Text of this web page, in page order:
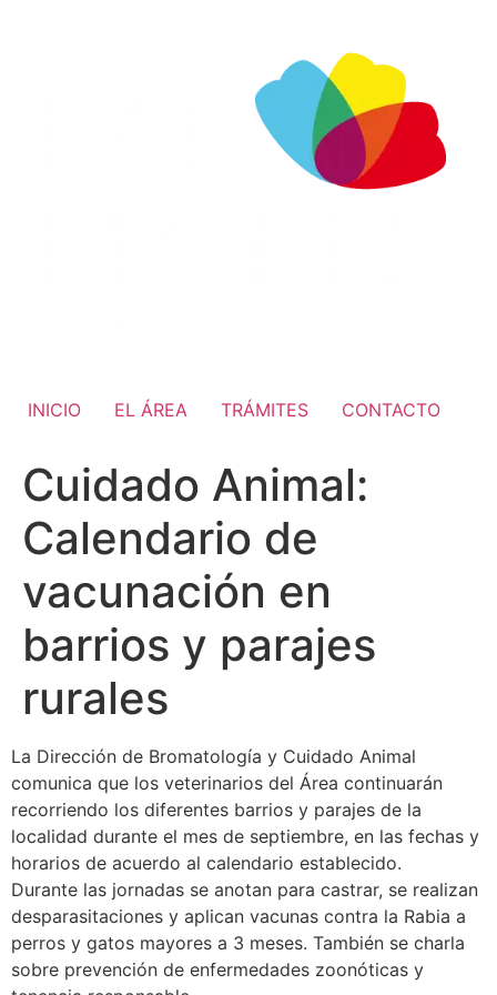
INICIO EL ÁREA TRÁMITES CONTACTO
Cuidado Animal:
Calendario de
vacunación en
barrios y parajes
rurales
La Dirección de Bromatología y Cuidado Animal
comunica que los veterinarios del Área continuarán
recorriendo los diferentes barrios y parajes de la
localidad durante el mes de septiembre, en las fechas y
horarios de acuerdo al calendario establecido.
Durante las jornadas se anotan para castrar, se realizan
desparasitaciones y aplican vacunas contra la Rabia a
perros y gatos mayores a 3 meses. También se charla
sobre prevención de enfermedades zoonóticas y